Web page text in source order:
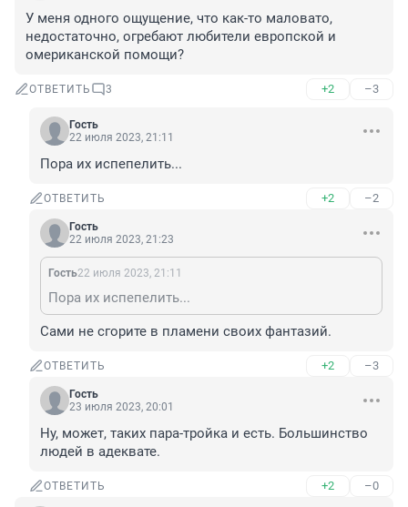
У меня одного ощущение, что как-то маловато,
недостаточно, огребают любители европской и
омериканской помощи?
ОТВЕТИТЬ 3 +2 –3
Гость
22 июля 2023, 21:11
Пора их испепелить...
ОТВЕТИТЬ +2 –2
Гость
22 июля 2023, 21:23
Гость22 июля 2023, 21:11
Пора их испепелить...
Сами не сгорите в пламени своих фантазий.
ОТВЕТИТЬ +2 –3
Гость
23 июля 2023, 20:01
Ну, может, таких пара-тройка и есть. Большинство
людей в адеквате.
ОТВЕТИТЬ +2 –0